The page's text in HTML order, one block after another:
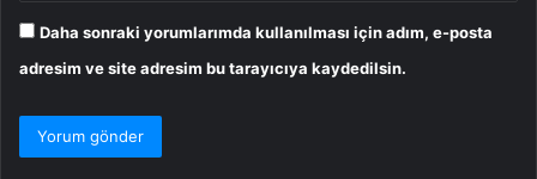
Daha sonraki yorumlarımda kullanılması için adım, e-posta
adresim ve site adresim bu tarayıcıya kaydedilsin.